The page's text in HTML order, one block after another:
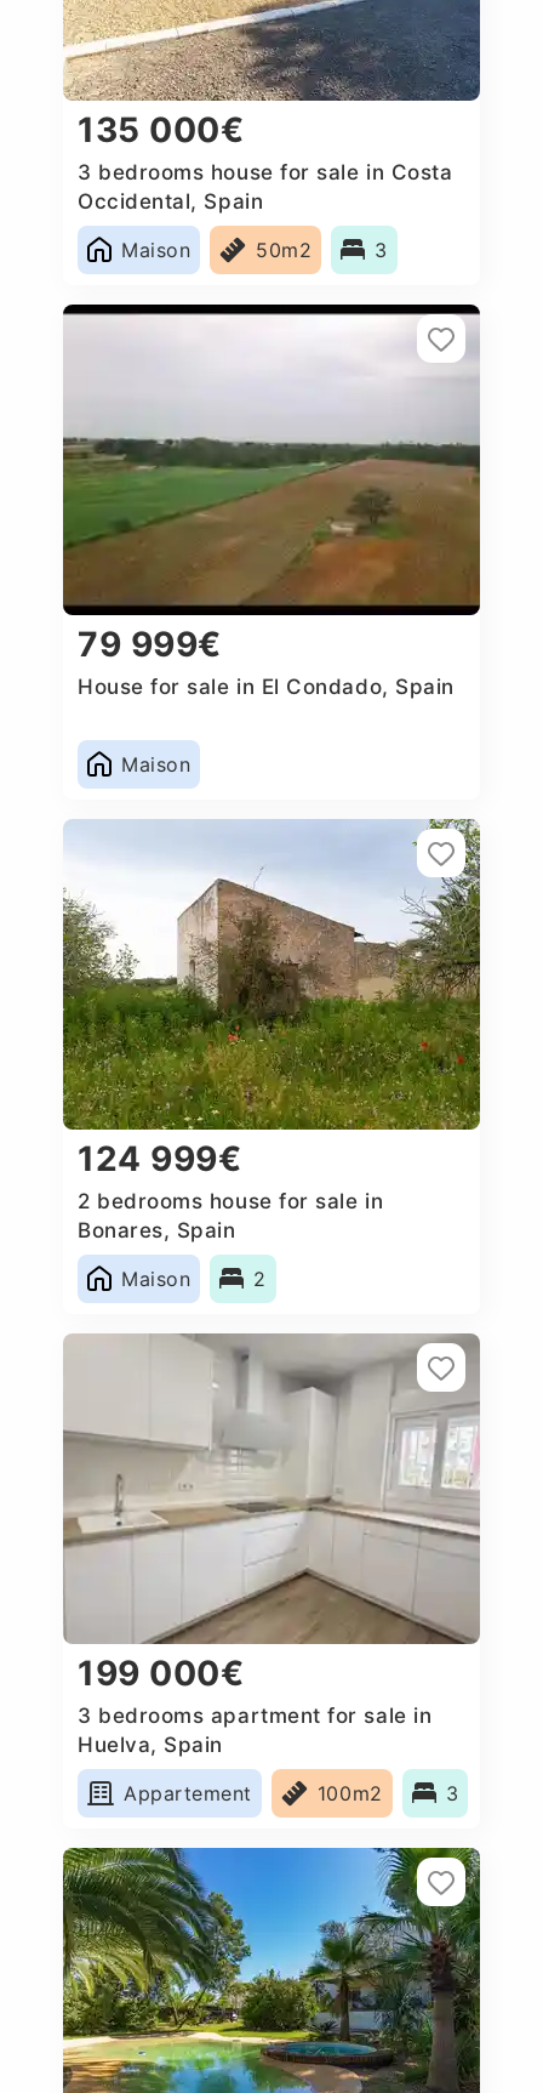
135 000€
3 bedrooms house for sale in Costa
Occidental, Spain
Maison
50m2 3
79 999€
House for sale in El Condado, Spain
Maison
124 999€
2 bedrooms house for sale in
Bonares, Spain
Maison
2
199 000€
3 bedrooms apartment for sale in
Huelva, Spain
Appartement
100m2 3